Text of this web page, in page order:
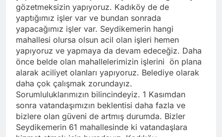
gözetmeksizin yapıyoruz. Kadıköy de de
yaptığımız işler var ve bundan sonrada
yapacağımız işler var. Seydikemerin hangi
mahallesi olursa olsun acil olan işleri hemen
yapıyoruz ve yapmaya da devam edeceğiz. Daha
önce belde olan mahallelerimizin işlerini ön plana
alarak aciliyet olanları yapıyoruz. Belediye olarak
daha çok çalışmak zorundayız.
Sorumluluklarımızın bilincindeyiz. 1 Kasımdan
sonra vatandaşımızın beklentisi daha fazla ve
bizlere olan güveni de artmış durumda. Bizler
Seydikemerin 61 mahallesinde ki vatandaşlara